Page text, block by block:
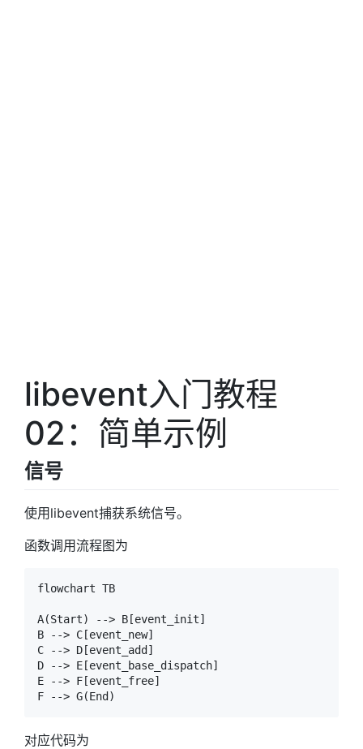
libevent入门教程
02：简单示例
信号
使用libevent捕获系统信号。
函数调用流程图为
flowchart TB
A(Start) --> B[event_init]
B --> C[event_new]
C --> D[event_add]
D --> E[event_base_dispatch]
E --> F[event_free]
对应代码为